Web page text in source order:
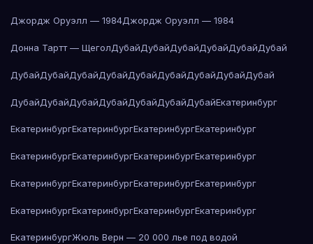
Джордж Оруэлл — 1984Джордж Оруэлл — 1984
Донна Тартт — ЩеголДубайДубайДубайДубайДубайДубай
ДубайДубайДубайДубайДубайДубайДубайДубайДубай
ДубайДубайДубайДубайДубайДубайДубайЕкатеринбург
ЕкатеринбургЕкатеринбургЕкатеринбургЕкатеринбург
ЕкатеринбургЕкатеринбургЕкатеринбургЕкатеринбург
ЕкатеринбургЕкатеринбургЕкатеринбургЕкатеринбург
ЕкатеринбургЕкатеринбургЕкатеринбургЕкатеринбург
ЕкатеринбургЖюль Верн — 20 000 лье под водой